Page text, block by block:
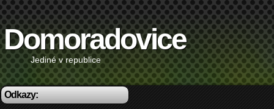
Domoradovice
Jediné v republice
Odkazy: